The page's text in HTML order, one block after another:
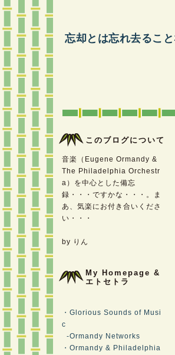
忘却とは忘れ去ること
このブログについて
音楽（Eugene Ormandy &
The Philadelphia Orchestr
a）を中心とした備忘
録・・・ですかな・・・。ま
あ、気楽にお付き合いくださ
い・・・
by りん
My Homepage &
エトセトラ
・Glorious Sounds of Musi
c
-Ormandy Networks
・Ormandy & Philadelphia